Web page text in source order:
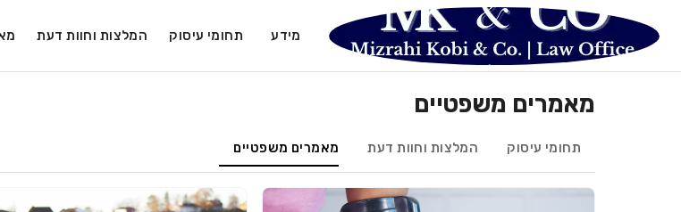
מידע תחומי עיסוק המלצות וחוות דעת
מאמרים משפטיים
תחומי עיסוק המלצות וחוות דעת מאמרים משפטיים